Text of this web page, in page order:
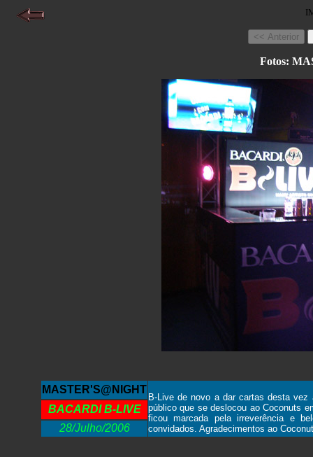
MASTER'S@NIGHT
BACARDI B-LIVE
28/Julho/2006
Fotos:
B-Live de novo a dar cartas desta
público que se deslocou ao Coconuts
ficou marcada pela irreverência e
convidados. Agradecimentos ao